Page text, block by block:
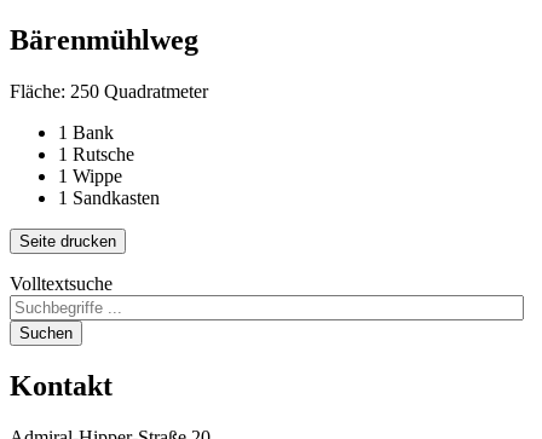
Bärenmühlweg
Fläche: 250 Quadratmeter
1 Bank
1 Rutsche
1 Wippe
1 Sandkasten
Seite drucken
Volltextsuche
Suchen
Kontakt